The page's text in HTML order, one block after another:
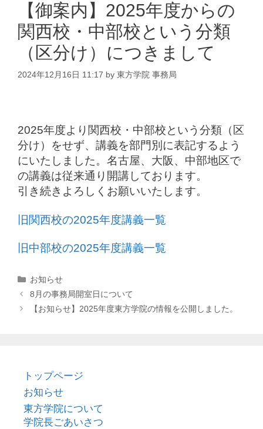
【御案内】2025年度からの
関西校・中部校という分類
（区分け）につきまして
2024年12月16日 11:17 by 東方学院 事務局
2025年度より関西校・中部校という分類（区
分け）をせず、講義を部門別に表記するよう
にいたしました。名古屋、大阪、中部地区で
の講義は従来通り開講しております。
引き続きよろしくお願いいたします。
旧関西校の2025年度講義一覧
旧中部校の2025年度講義一覧
カ
テ
リ
お知らせ
8月の事務局開室日について
【お知らせ】2025年度東方学院の情報を公開しました。
トップページ
お知らせ
東方学院について
学院長ごあいさつ